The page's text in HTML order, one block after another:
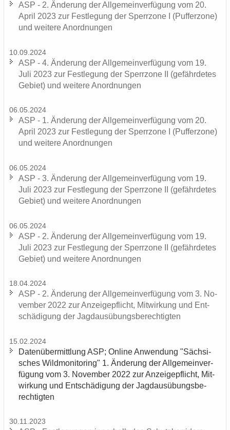
ASP - 2. Än­de­rung der All­ge­mein­ver­fü­gung vom 20.
April 2023 zur Fest­le­gung der Sperr­zo­ne I (Puf­fer­zo­ne)
und wei­te­re An­ord­nun­gen
10.09.2024
ASP - 4. Än­de­rung der All­ge­mein­ver­fü­gung vom 19.
Juli 2023 zur Fest­le­gung der Sperr­zo­ne II (ge­fähr­de­tes
Ge­biet) und wei­te­re An­ord­nun­gen
06.05.2024
ASP - 1. Än­de­rung der All­ge­mein­ver­fü­gung vom 20.
April 2023 zur Fest­le­gung der Sperr­zo­ne I (Puf­fer­zo­ne)
und wei­te­re An­ord­nun­gen
06.05.2024
ASP - 3. Än­de­rung der All­ge­mein­ver­fü­gung vom 19.
Juli 2023 zur Fest­le­gung der Sperr­zo­ne II (ge­fähr­de­tes
Ge­biet) und wei­te­re An­ord­nun­gen
06.05.2024
ASP - 2. Än­de­rung der All­ge­mein­ver­fü­gung vom 19.
Juli 2023 zur Fest­le­gung der Sperr­zo­ne II (ge­fähr­de­tes
Ge­biet) und wei­te­re An­ord­nun­gen
18.04.2024
ASP - 2. Än­de­rung der All­ge­mein­ver­fü­gung vom 3. No­
vem­ber 2022 zur An­zei­ge­pflicht, Mit­wir­kung und Ent­
schä­di­gung der Jagd­aus­übungs­be­rech­tig­ten
15.02.2024
Da­ten­über­mitt­lung ASP; On­line An­wen­dung "Säch­si­
sches Wild­mo­ni­to­ring" 1. Än­de­rung der All­ge­mein­ver­
fü­gung vom 3. No­vem­ber 2022 zur An­zei­ge­pflicht, Mit­
wir­kung und Ent­schä­di­gung der Jagd­aus­übungs­be­
rech­tig­ten
30.11.2023